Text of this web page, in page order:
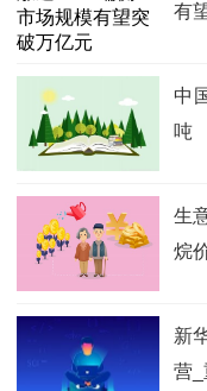
有
中
吨
生
烷
新
营_